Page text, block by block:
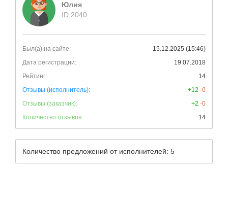
Юлия
ID 2040
Был(а) на сайте:
15.12.2025 (15:46)
Дата регистрации:
19.07.2018
Рейтинг:
14
Отзывы (исполнитель):
+12 -0
Отзывы (заказчик):
+2 -0
Количество отзывов:
14
Количество предложений от исполнителей: 5